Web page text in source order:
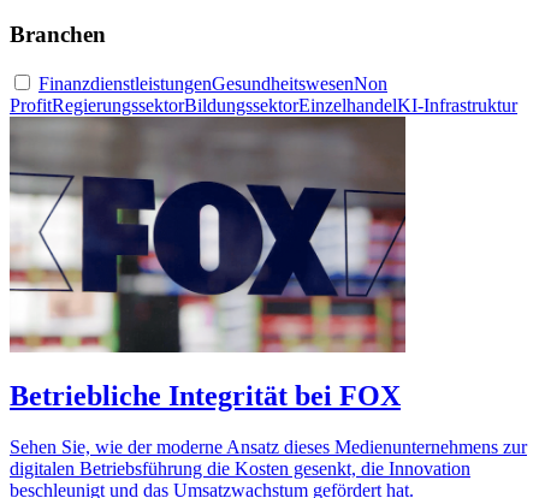
Branchen
FinanzdienstleistungenGesundheitswesenNon
ProfitRegierungssektorBildungssektorEinzelhandelKI-Infrastruktur
Betriebliche Integrität bei FOX
Sehen Sie, wie der moderne Ansatz dieses Medienunternehmens zur
digitalen Betriebsführung die Kosten gesenkt, die Innovation
beschleunigt und das Umsatzwachstum gefördert hat.